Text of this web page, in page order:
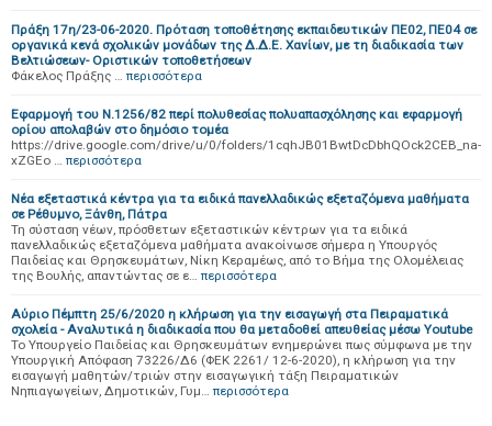
Πράξη 17η/23-06-2020. Πρόταση τοποθέτησης εκπαιδευτικών ΠΕ02, ΠΕ04 σε
οργανικά κενά σχολικών μονάδων της Δ.Δ.Ε. Χανίων, με τη διαδικασία των
Βελτιώσεων- Οριστικών τοποθετήσεων
Φάκελος Πράξης … περισσότερα
Εφαρμογή του Ν.1256/82 περί πολυθεσίας πολυαπασχόλησης και εφαρμογή
ορίου απολαβών στο δημόσιο τομέα
https://drive.google.com/drive/u/0/folders/1cqhJB01BwtDcDbhQOck2CEB_na-
xZGEo … περισσότερα
Νέα εξεταστικά κέντρα για τα ειδικά πανελλαδικώς εξεταζόμενα μαθήματα
σε Ρέθυμνο, Ξάνθη, Πάτρα
Τη σύσταση νέων, πρόσθετων εξεταστικών κέντρων για τα ειδικά
πανελλαδικώς εξεταζόμενα μαθήματα ανακοίνωσε σήμερα η Υπουργός
Παιδείας και Θρησκευμάτων, Νίκη Κεραμέως, από το Βήμα της Ολομέλειας
της Βουλής, απαντώντας σε ε… περισσότερα
Αύριο Πέμπτη 25/6/2020 η κλήρωση για την εισαγωγή στα Πειραματικά
σχολεία - Αναλυτικά η διαδικασία που θα μεταδοθεί απευθείας μέσω Youtube
Το Υπουργείο Παιδείας και Θρησκευμάτων ενημερώνει πως σύμφωνα με την
Υπουργική Απόφαση 73226/Δ6 (ΦΕΚ 2261/ 12-6-2020), η κλήρωση για την
εισαγωγή μαθητών/τριών στην εισαγωγική τάξη Πειραματικών
Νηπιαγωγείων, Δημοτικών, Γυμ… περισσότερα